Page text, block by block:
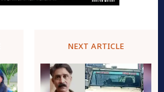
NEXT ARTICLE